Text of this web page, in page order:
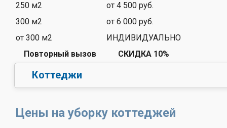
250 м2
от 4 500 руб.
300 м2
от 6 000 руб.
от 300 м2
ИНДИВИДУАЛЬНО
Повторный вызов
СКИДКА 10%
Коттеджи
Цены на уборку коттеджей